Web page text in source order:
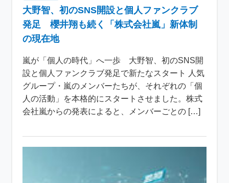
大野智、初のSNS開設と個人ファンクラブ
発足 櫻井翔も続く「株式会社嵐」新体制
の現在地
嵐が「個人の時代」へ一歩 大野智、初のSNS開
設と個人ファンクラブ発足で新たなスタート 人気
グループ・嵐のメンバーたちが、それぞれの「個
人の活動」を本格的にスタートさせました。株式
会社嵐からの発表によると、メンバーごとの […]